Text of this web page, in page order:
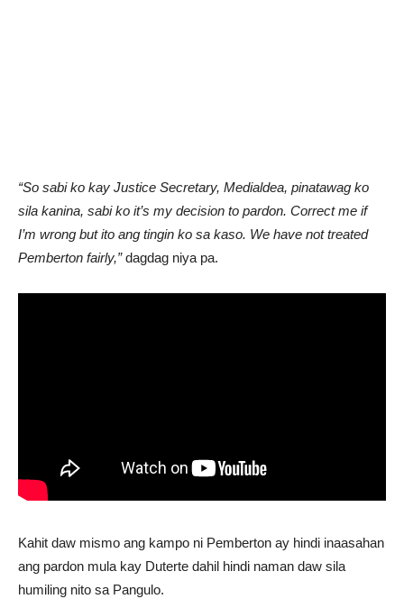
“So sabi ko kay Justice Secretary, Medialdea, pinatawag ko
sila kanina, sabi ko it’s my decision to pardon. Correct me if
I’m wrong but ito ang tingin ko sa kaso. We have not treated
Pemberton fairly,”dagdag niya pa.
Kahit daw mismo ang kampo ni Pemberton ay hindi inaasahan
ang pardon mula kay Duterte dahil hindi naman daw sila
humiling nito sa Pangulo.